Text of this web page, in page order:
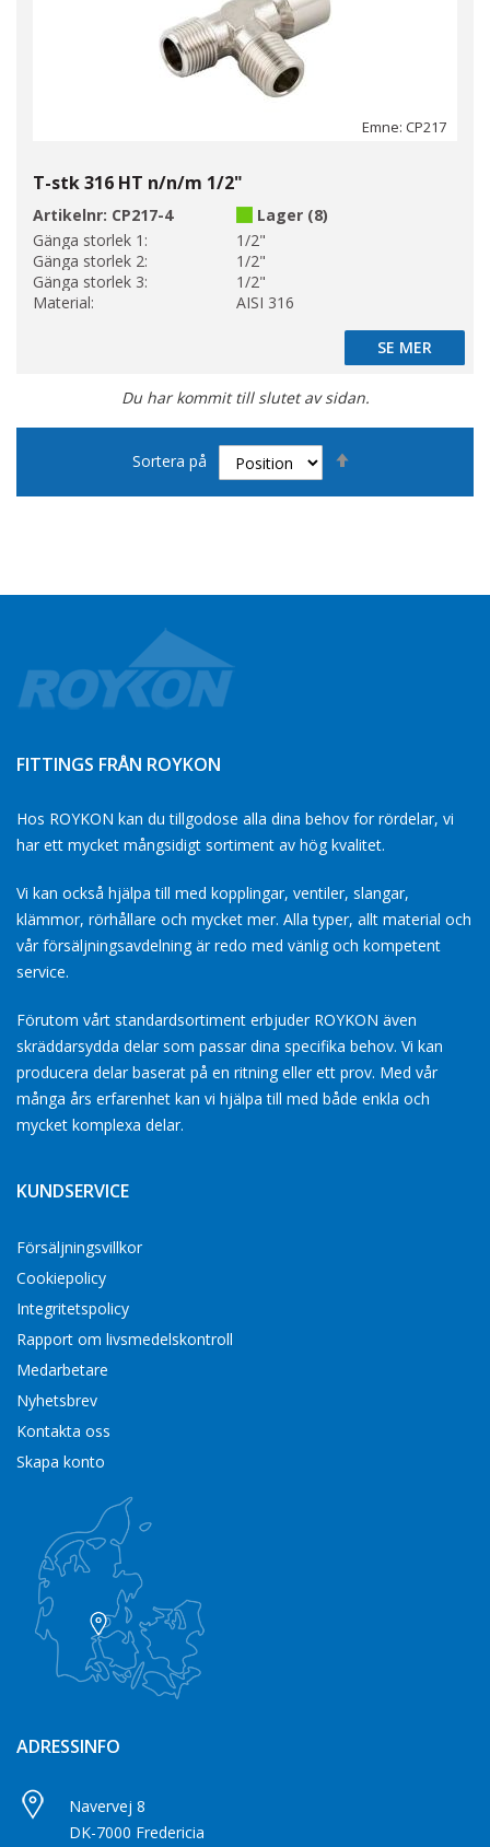
Emne: CP217
T-stk 316 HT n/n/m 1/2"
Artikelnr: CP217-4
Lager (8)
Gänga storlek 1:
1/2"
Gänga storlek 2:
1/2"
Gänga storlek 3:
1/2"
Material:
AISI 316
SE MER
SE MER
Du har kommit till slutet av sidan.
Sortera på
FITTINGS FRÅN ROYKON
Hos ROYKON kan du tillgodose alla dina behov for rördelar, vi
har ett mycket mångsidigt sortiment av hög kvalitet.
Vi kan också hjälpa till med kopplingar, ventiler, slangar,
klämmor, rörhållare och mycket mer. Alla typer, allt material och
vår försäljningsavdelning är redo med vänlig och kompetent
service.
Förutom vårt standardsortiment erbjuder ROYKON även
skräddarsydda delar som passar dina specifika behov. Vi kan
producera delar baserat på en ritning eller ett prov. Med vår
många års erfarenhet kan vi hjälpa till med både enkla och
mycket komplexa delar.
KUNDSERVICE
Försäljningsvillkor
Cookiepolicy
Integritetspolicy
Rapport om livsmedelskontroll
Medarbetare
Nyhetsbrev
Kontakta oss
Skapa konto
ADRESSINFO
Navervej 8
DK-7000 Fredericia